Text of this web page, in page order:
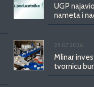
UGP
nameta i
29.07.2026.
Mlinar
tvornicu